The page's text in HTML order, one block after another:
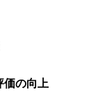
価の向上